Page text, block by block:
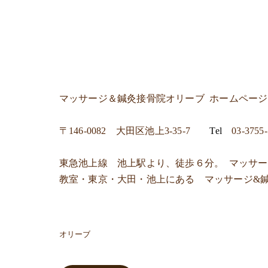
マッサージ＆鍼灸接骨院オリーブ ホームペー
〒 146-0082 大田区池上3-35-7 Tel03-
東急池上線 池上駅より、徒歩６分。 マッサ
教室・東京・大田・池上にある マッサージ&
オリーブ